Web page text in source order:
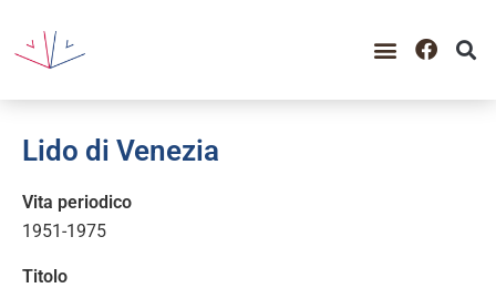
Lido di Venezia
Vita periodico
1951-1975
Titolo